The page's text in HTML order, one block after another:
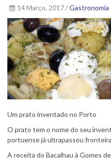
14 Março, 2017 /Gastronomia
Um prato inventado no Porto
O prato tem o nome do seu
portuense já ultrapassou
A receita do Bacalhau à Gomes